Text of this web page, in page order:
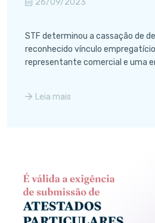
26/09/2023
STF determinou a cassação de
reconhecido vínculo
representante comercial e uma
Leia mais